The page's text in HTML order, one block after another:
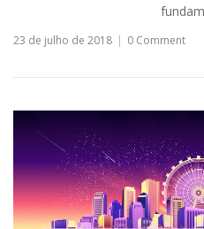
23 de julho de 2018 | 0 Comment